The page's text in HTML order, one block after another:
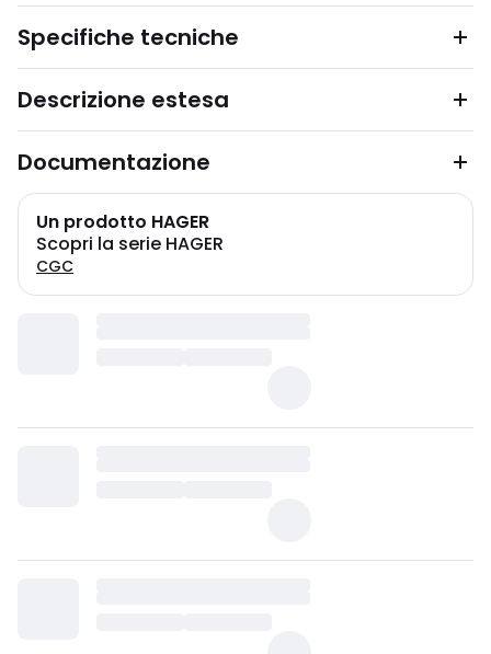
Specifiche tecniche
Descrizione estesa
Documentazione
Un prodotto HAGER
Scopri la serie HAGER
CGC